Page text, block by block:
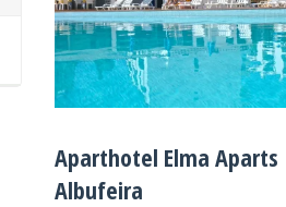
Aparthotel Elma Aparts
Albufeira